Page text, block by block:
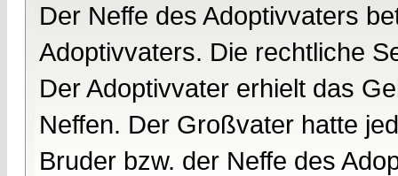
Der Neffe des Adoptivvaters
Adoptivvaters. Die rechtliche
Der Adoptivvater erhielt das
Neffen. Der Großvater hatte
Bruder bzw. der Neffe des